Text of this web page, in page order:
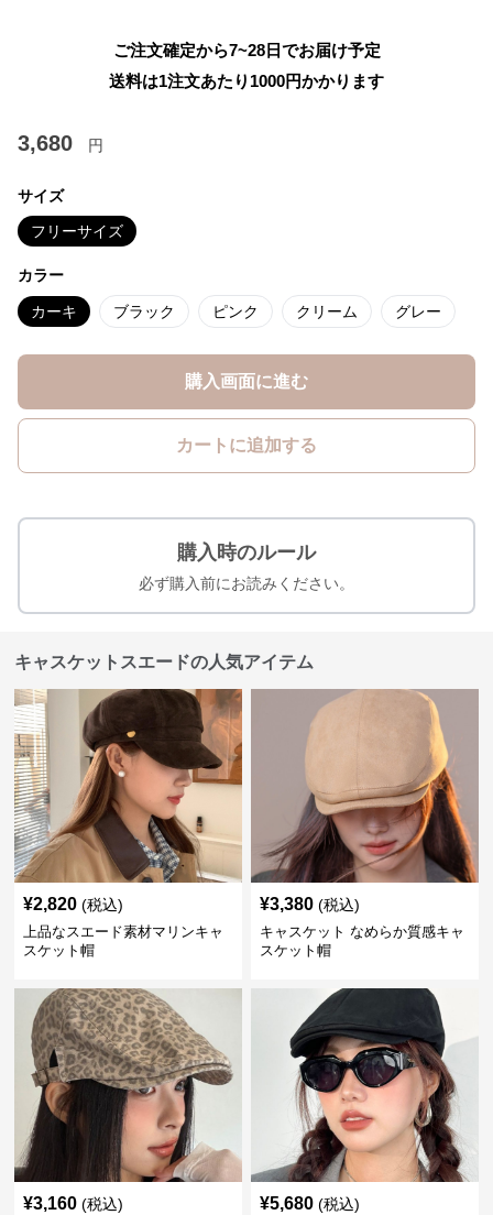
ご注文確定から7~28日でお届け予定
送料は1注文あたり 1000円かかります
3,680 円
サイズ
フリーサイズ
カラー
カーキ ブラック ピンク クリーム グレー
購入画面に進む
カートに追加する
購入時のルール
必ず購入前にお読みください。
キャスケットスエードの人気アイテム
¥2,820 (税込)
上品なスエード素材マリンキャ
スケット帽
¥3,380 (税込)
キャスケット なめらか質感キャ
スケット帽
¥3,160 (税込) ¥5,680 (税込)